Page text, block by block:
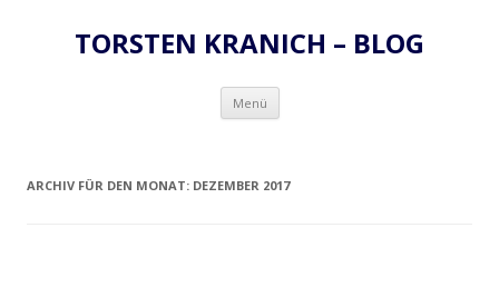
TORSTEN KRANICH – BLOG
Menü Zum
springen
ARCHIV FÜR DEN MONAT: DEZEMBER 2017